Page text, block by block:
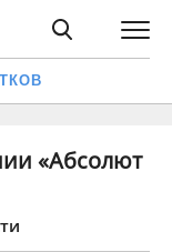
«Абсолют